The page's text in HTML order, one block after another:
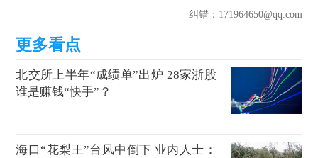
纠错：171964650@qq.com
北交所上半年“成绩单”出炉 28家浙股
谁是赚钱“快手”？
海口“花梨王”台风中倒下 业内人士：